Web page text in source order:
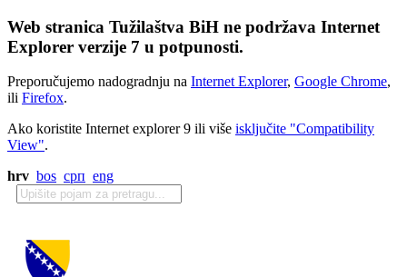
Web stranica Tužilaštva BiH ne podržava Internet
Explorer verzije 7 u potpunosti.
Preporučujemo nadogradnju na Internet Explorer, Google Chrome,
ili Firefox.
Ako koristite Internet explorer 9 ili više isključite "Compatibility
View".
hrv bos срп eng